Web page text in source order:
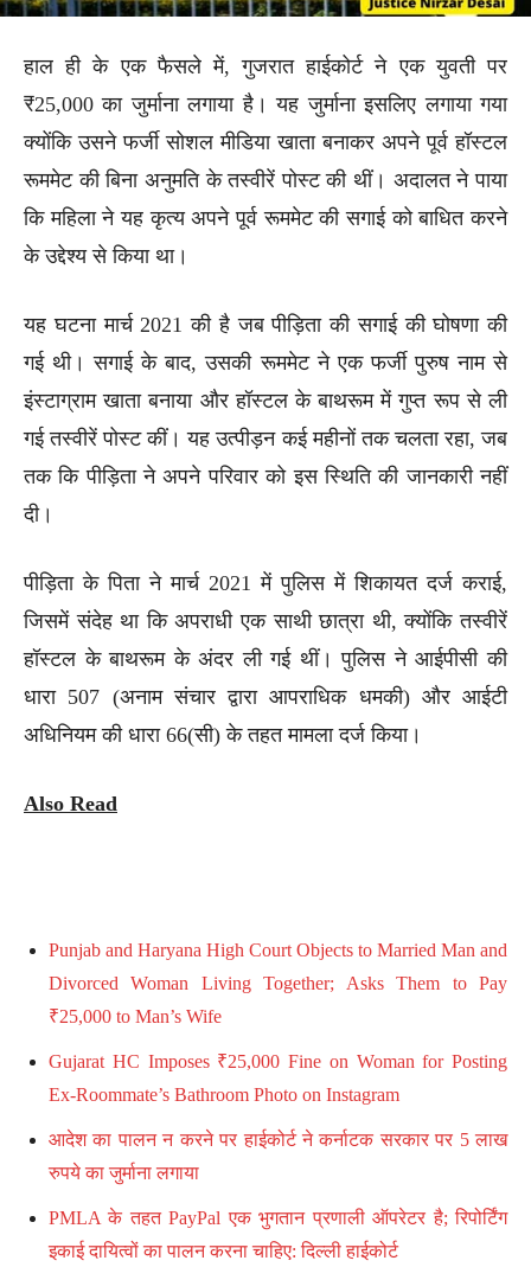
हाल ही के एक फैसले में, गुजरात हाईकोर्ट ने एक युवती पर
₹25,000 का जुर्माना लगाया है। यह जुर्माना इसलिए लगाया गया
क्योंकि उसने फर्जी सोशल मीडिया खाता बनाकर अपने पूर्व हॉस्टल
रूममेट की बिना अनुमति के तस्वीरें पोस्ट की थीं। अदालत ने पाया
कि महिला ने यह कृत्य अपने पूर्व रूममेट की सगाई को बाधित करने
के उद्देश्य से किया था।
यह घटना मार्च 2021 की है जब पीड़िता की सगाई की घोषणा की
गई थी। सगाई के बाद, उसकी रूममेट ने एक फर्जी पुरुष नाम से
इंस्टाग्राम खाता बनाया और हॉस्टल के बाथरूम में गुप्त रूप से ली
गई तस्वीरें पोस्ट कीं। यह उत्पीड़न कई महीनों तक चलता रहा, जब
तक कि पीड़िता ने अपने परिवार को इस स्थिति की जानकारी नहीं
दी।
पीड़िता के पिता ने मार्च 2021 में पुलिस में शिकायत दर्ज कराई,
जिसमें संदेह था कि अपराधी एक साथी छात्रा थी, क्योंकि तस्वीरें
हॉस्टल के बाथरूम के अंदर ली गई थीं। पुलिस ने आईपीसी की
धारा 507 (अनाम संचार द्वारा आपराधिक धमकी) और आईटी
अधिनियम की धारा 66(सी) के तहत मामला दर्ज किया।
Also Read
Punjab and Haryana High Court Objects to Married Man and
Divorced Woman Living Together; Asks Them to Pay
₹25,000 to Man’s Wife
Gujarat HC Imposes ₹25,000 Fine on Woman for Posting
Ex-Roommate’s Bathroom Photo on Instagram
आदेश का पालन न करने पर हाईकोर्ट ने कर्नाटक सरकार पर 5 लाख
रुपये का जुर्माना लगाया
PMLA के तहत PayPal एक भुगतान प्रणाली ऑपरेटर है; रिपोर्टिंग
इकाई दायित्वों का पालन करना चाहिए: दिल्ली हाईकोर्ट